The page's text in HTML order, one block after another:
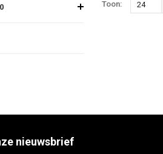
Toon: 24
nieuwsbrief